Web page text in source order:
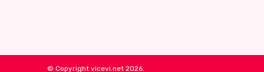
© Copyright vicevi.net 2026.